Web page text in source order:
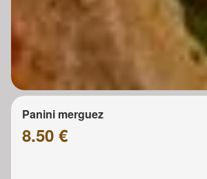
Panini merguez
8.50 €